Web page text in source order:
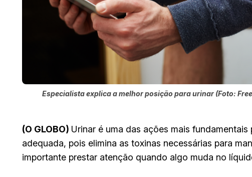
Especialista explica a melhor posição para urinar (Foto:
(O GLOBO) Urinar é uma das ações mais fundamentais
adequada, pois elimina as toxinas necessárias para
importante prestar atenção quando algo muda no